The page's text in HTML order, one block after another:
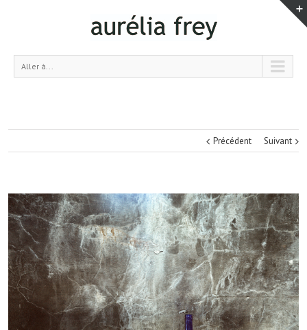
Aller à...
Précédent Suivant